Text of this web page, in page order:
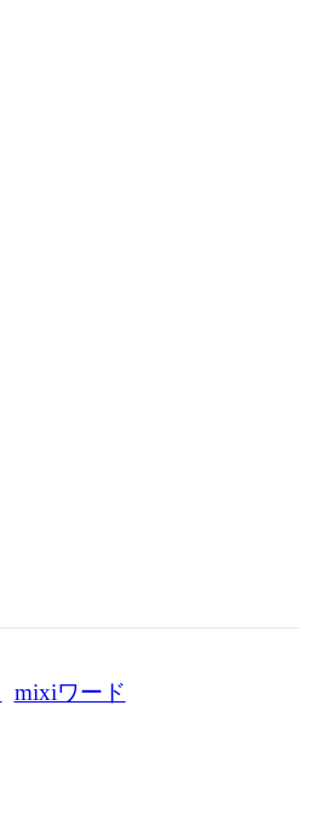
mixiワード